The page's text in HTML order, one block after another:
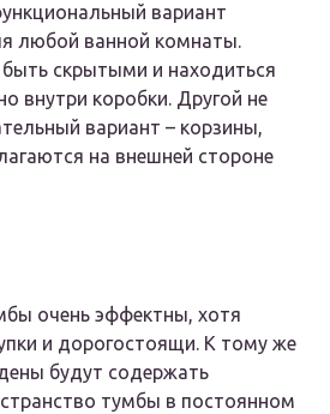
вариант
любой ванной комнаты.
скрытыми и находиться
внутри коробки. Другой не
вариант – корзины,
на внешней стороне
очень эффектны, хотя
и дорогостоящи. К тому же
будут содержать
тумбы в постоянном